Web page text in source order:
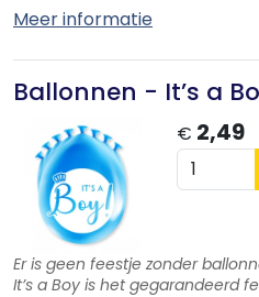
Meer informatie
Ballonnen - It’s a
€ 2,49
Er is geen feestje zonder
It’s a Boy is het gegarandeerd